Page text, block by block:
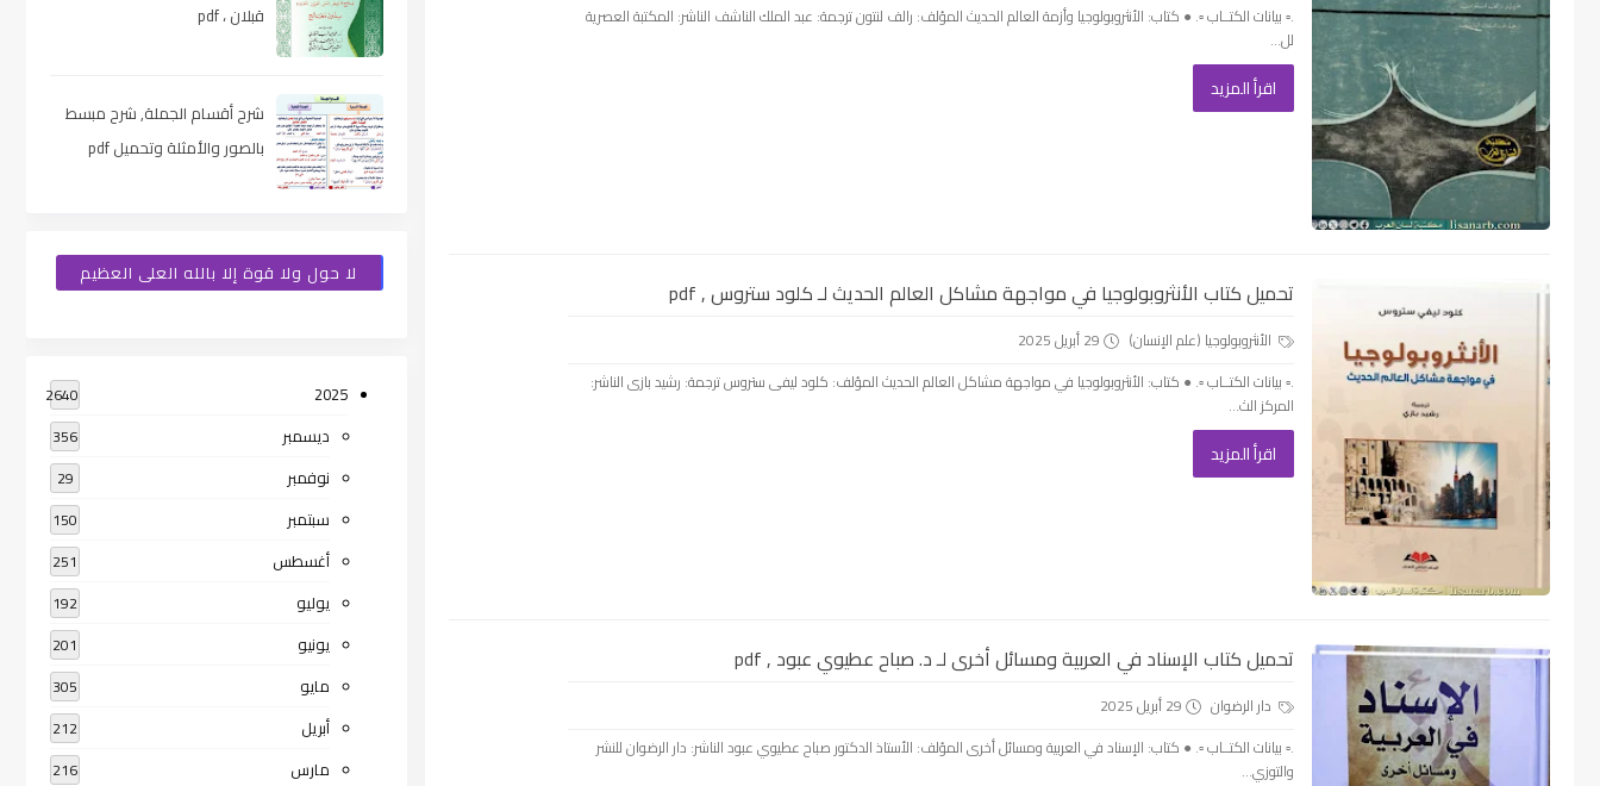
.▫️ بيانات الكتــاب ▫️. ● كتاب: الأنثروبولوجيا وأزمة العالم الحديث المؤلف: رالف لنتون ترجمة: عبد الملك الناشف الناشر: المكتبة العصرية
لل...
اقرأ المزيد
تحميل كتاب الأنثروبولوجيا في مواجهة مشاكل العالم الحديث لـ كلود ستروس , pdf
الأنثروبولوجيا (علم الإنسان)
29 أبريل 2025
.▫️ بيانات الكتــاب ▫️. ● كتاب: الأنثروبولوجيا في مواجهة مشاكل العالم الحديث المؤلف: كلود ليفى ستروس ترجمة: رشيد بازى الناشر:
المركز الث...
اقرأ المزيد
تحميل كتاب الإسناد في العربية ومسائل أخرى لـ د. صباح عطيوي عبود , pdf
دار الرضوان
29 أبريل 2025
.▫️ بيانات الكتــاب ▫️. ● كتاب: الإسناد في العربية ومسائل أخرى المؤلف: الأستاذ الدكتور صباح عطيوي عبود الناشر: دار الرضوان للنشر
والتوزي...
قبلان ، pdf
شرح أقسام الجملة, شرح مبسط
بالصور والأمثلة وتحميل pdf
لا حول ولا قوة إلا بالله العلى العظيم
2025
2640
ديسمبر 356
نوفمبر 29
سبتمبر 150
أغسطس 251
يوليو 192
يونيو 201
مايو 305
أبريل 212
مارس 216